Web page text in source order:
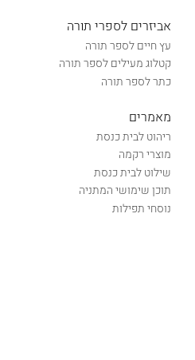
אביזרים לספרי תורה
עץ חיים לספר תורה
קטלוג מעילים לספר תורה
כתר לספר תורה
מאמרים
ריהוט לבית כנסת
מוצרי רקמה
שילוט לבית כנסת
תוכן שימושי המתניה
נוסחי תפילות